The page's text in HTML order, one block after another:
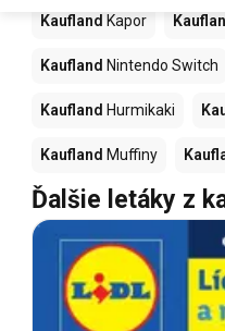
Kaufland Kapor
Kaufland Nintendo Switch
Kaufland Hurmikaki
Kaufland Muffiny
Ďalšie letáky z